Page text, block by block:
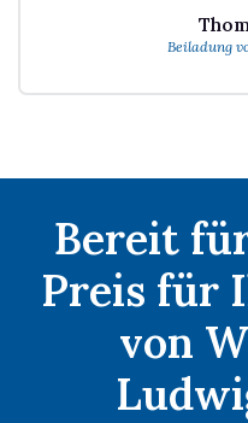
Beiladung
Bereit
Preis für
von